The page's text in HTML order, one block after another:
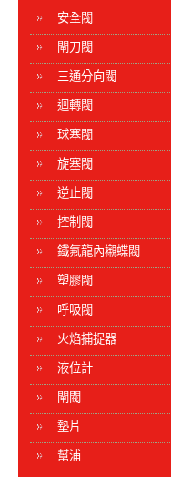
安全閥
閘刀閥
三通分向閥
迴轉閥
球塞閥
旋塞閥
逆止閥
控制閥
鐵氟龍內襯蝶閥
塑膠閥
呼吸閥
火焰捕捉器
液位計
閘閥
墊片
幫浦